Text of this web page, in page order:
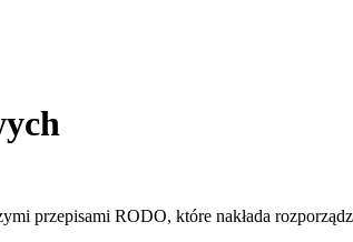
przepisami RODO, które nakłada